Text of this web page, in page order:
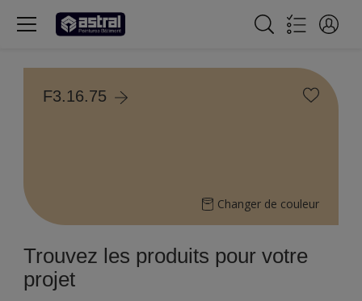
F3.16.75
Changer de couleur
Trouvez les produits pour votre
projet